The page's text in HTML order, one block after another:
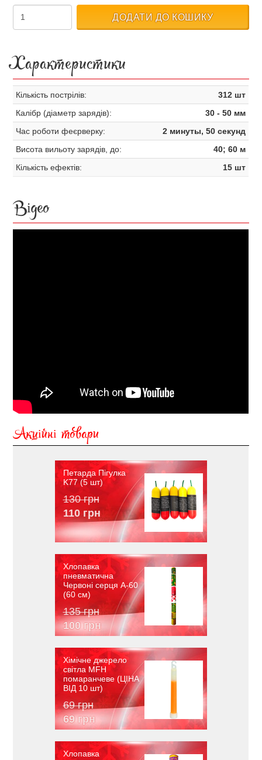
ДОДАТИ ДО КОШИКУ
Характеристики
Кількість пострілів:
312 шт
Калібр (діаметр зарядів):
30 - 50 мм
Час роботи феєрверку:
2 минуты, 50 секунд
Висота вильоту зарядів, до:
40; 60 м
Кількість ефектів:
15 шт
Відео
Акційні товари
Петарда Пігулка
K77 (5 шт)
130 грн
110 грн
Хлопавка
пневматична
Червоні серця A-60
(60 см)
135 грн
100 грн
Хімічне джерело
світла MFH
помаранчеве (ЦІНА
ВІД 10 шт)
69 грн
69 грн
Хлопавка